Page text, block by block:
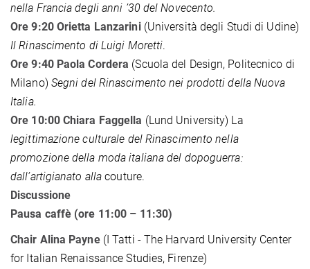
nella Francia degli anni ’30 del Novecento.
Ore 9:20 Orietta Lanzarini (Università degli Studi di Udine)
Il Rinascimento di Luigi Moretti.
Ore 9:40 Paola Cordera (Scuola del Design, Politecnico di
Milano) Segni del Rinascimento nei prodotti della Nuova
Italia.
Ore 10:00 Chiara Faggella (Lund University) La
legittimazione culturale del Rinascimento nella
promozione della moda italiana del dopoguerra:
dall’artigianato alla couture.
Discussione
Pausa caffè (ore 11:00 – 11:30)
Chair Alina Payne(I Tatti - The Harvard University Center
for Italian Renaissance Studies, Firenze)